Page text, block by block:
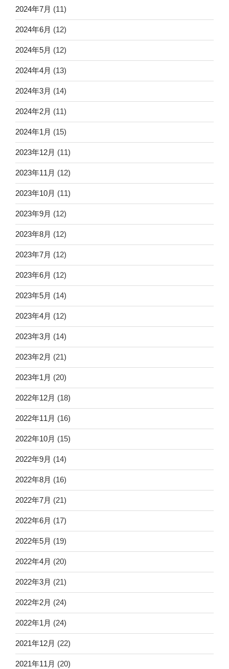
2024年7月 (11)
2024年6月 (12)
2024年5月 (12)
2024年4月 (13)
2024年3月 (14)
2024年2月 (11)
2024年1月 (15)
2023年12月 (11)
2023年11月 (12)
2023年10月 (11)
2023年9月 (12)
2023年8月 (12)
2023年7月 (12)
2023年6月 (12)
2023年5月 (14)
2023年4月 (12)
2023年3月 (14)
2023年2月 (21)
2023年1月 (20)
2022年12月 (18)
2022年11月 (16)
2022年10月 (15)
2022年9月 (14)
2022年8月 (16)
2022年7月 (21)
2022年6月 (17)
2022年5月 (19)
2022年4月 (20)
2022年3月 (21)
2022年2月 (24)
2022年1月 (24)
2021年12月 (22)
2021年11月 (20)